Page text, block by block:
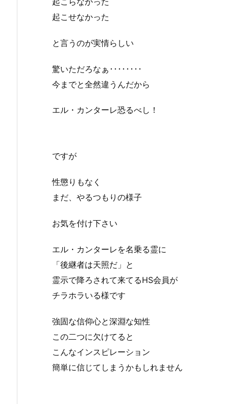
起こせなかった
と言うのが実情らしい
驚いただろなぁ････････
今までと全然違うんだから
エル・カンターレ恐るべし！
ですが
性懲りもなく
まだ、やるつもりの様子
お気を付け下さい
エル・カンターレを名乗る霊に
「後継者は天照だ」と
霊示で降ろされて来てるHS会員が
チラホラいる様です
強固な信仰心と深淵な知性
この二つに欠けてると
こんなインスピレーション
簡単に信じてしまうかもしれません